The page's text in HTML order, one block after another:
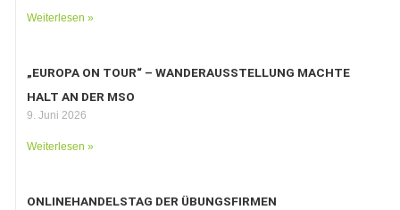
Weiterlesen »
„EUROPA ON TOUR“ – WANDERAUSSTELLUNG MACHTE
HALT AN DER MSO
9. Juni 2026
Weiterlesen »
ONLINEHANDELSTAG DER ÜBUNGSFIRMEN